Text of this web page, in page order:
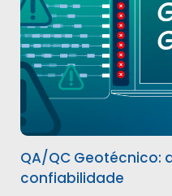
QA/QC Geotécnico:
confiabilidade